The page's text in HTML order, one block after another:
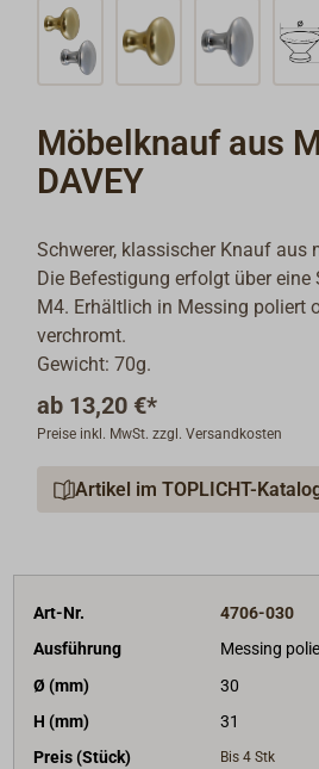
Möbelknauf aus
DAVEY
Schwerer, klassischer Knauf aus
Die Befestigung erfolgt über
M4. Erhältlich in Messing poliert
verchromt.
Gewicht: 70g.
ab 13,20 €*
Preise inkl. MwSt. zzgl. Versandkosten
Artikel im TOPLICHT-
Art-Nr.
4706-030
Ausführung
Messing
Ø (mm)
30
H (mm)
31
Preis (Stück)
Bis 4 Stk